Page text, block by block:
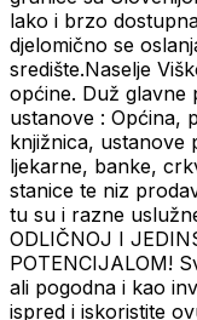
lako i brzo
djelomično se
središte.Naselje
općine. Duž glavne
ustanove : Općina,
knjižnica, ustanove
ljekarne, banke,
stanice te niz
tu su i razne
ODLIČNOJ I
POTENCIJALOM!
ali pogodna i kao
ispred i iskoristite